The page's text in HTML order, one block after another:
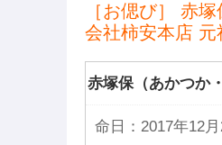
［お偲び］ 赤
会社柿安本店 元
赤塚保（あかつか
命日： 2017年12月